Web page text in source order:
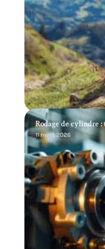
Rodage de cylindre :
11 mars 2026